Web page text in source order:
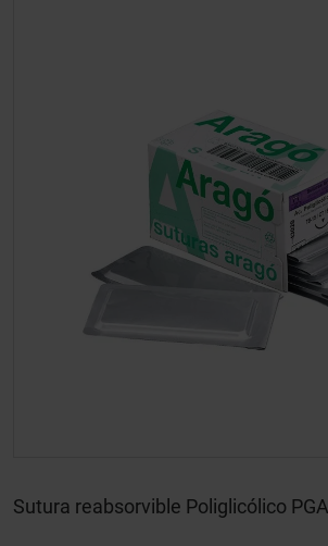
Sutura reabsorvible Poliglicólico